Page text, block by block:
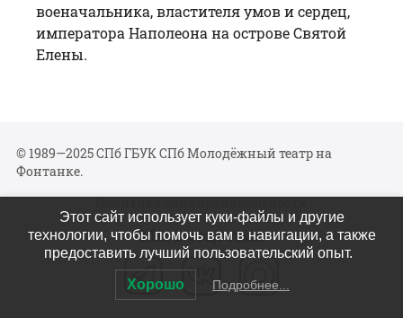
военачальника, властителя умов и сердец,
императора Наполеона на острове Святой
Елены.
© 1989—2025 СПб ГБУК СПб Молодёжный театр на
Фонтанке.
Политика конфиденциальности
Мы в соцсетях
Этот сайт использует куки-файлы и другие
технологии, чтобы помочь вам в навигации, а также
предоставить лучший пользовательский опыт.
Хорошо Подробнее...